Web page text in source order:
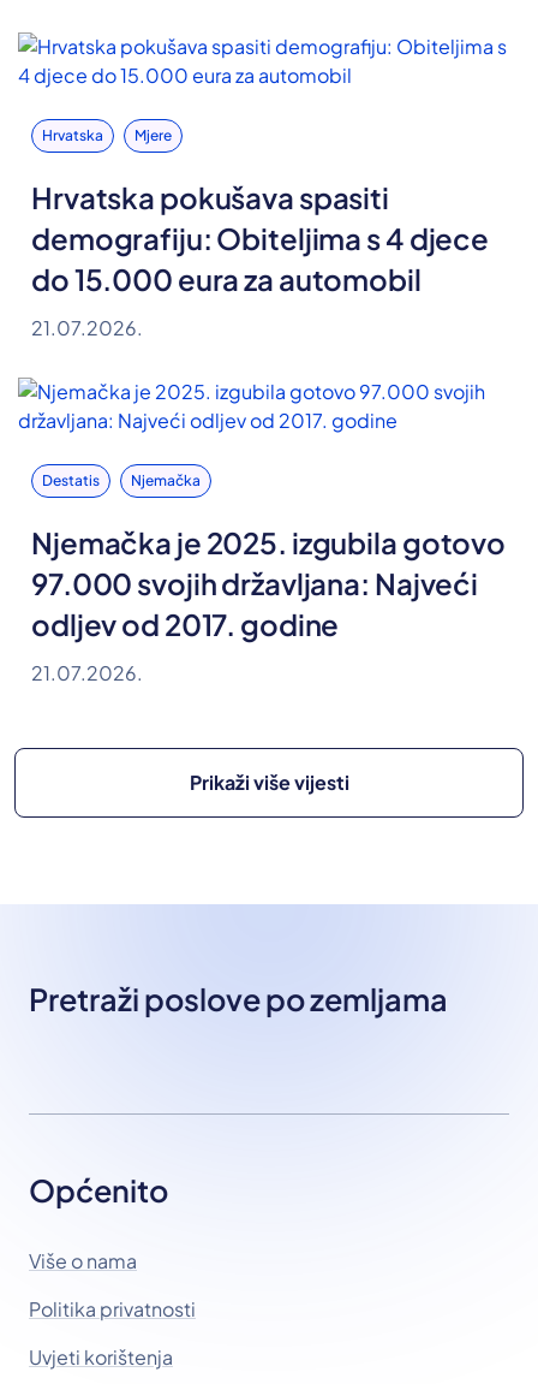
Hrvatska Mjere
Hrvatska pokušava spasiti
demografiju: Obiteljima s 4 djece
do 15.000 eura za automobil
21.07.2026.
Destatis Njemačka
Njemačka je 2025. izgubila gotovo
97.000 svojih državljana: Najveći
odljev od 2017. godine
21.07.2026.
Prikaži više vijesti
Pretraži poslove po zemljama
Općenito
Više o nama
Politika privatnosti
Uvjeti korištenja